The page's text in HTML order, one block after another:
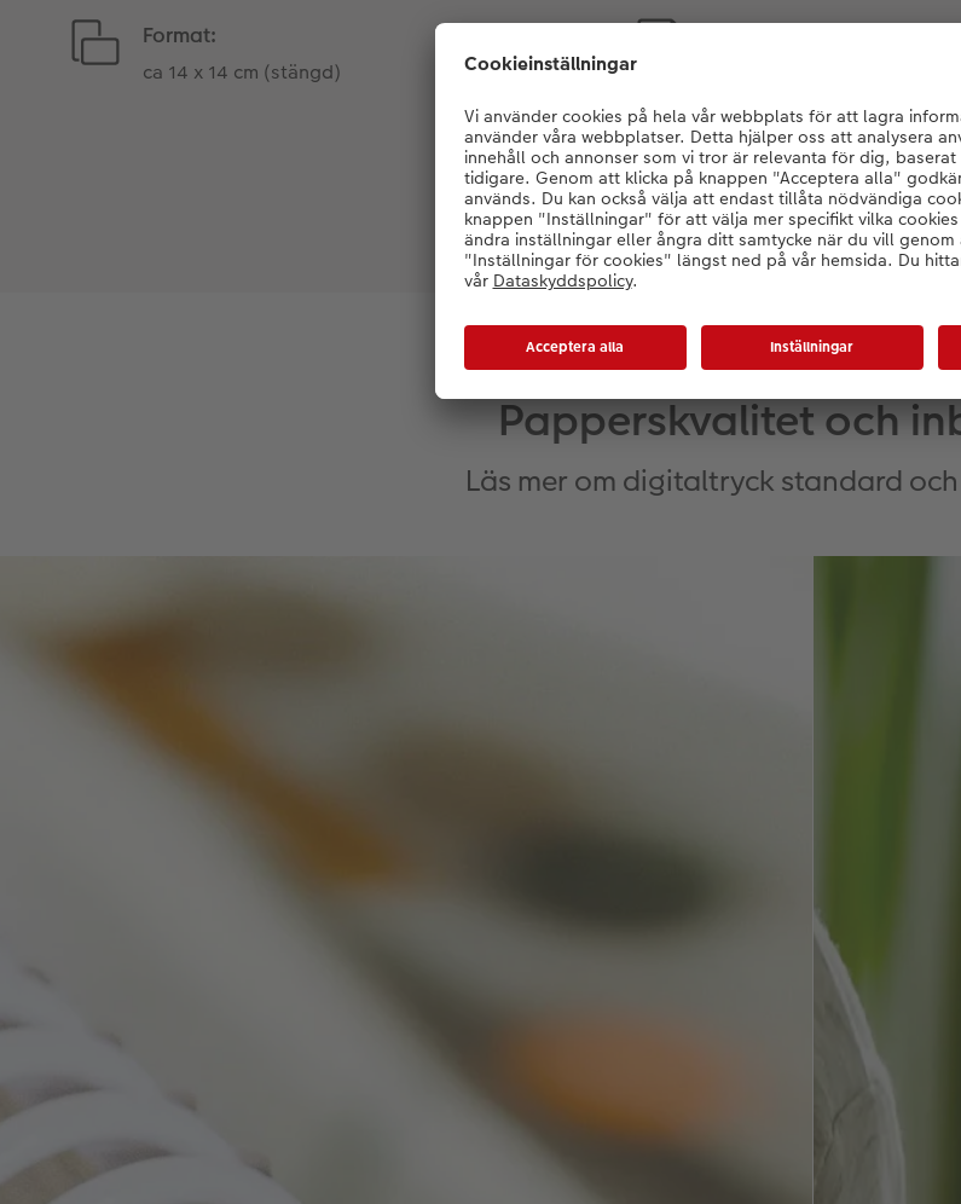
Format:
ca 14 x 14 cm (stängd)
Papperskvalitet och
Läs mer om digitaltryck standard